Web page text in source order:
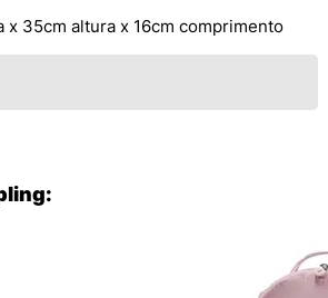
x 35cm altura x 16cm comprimento